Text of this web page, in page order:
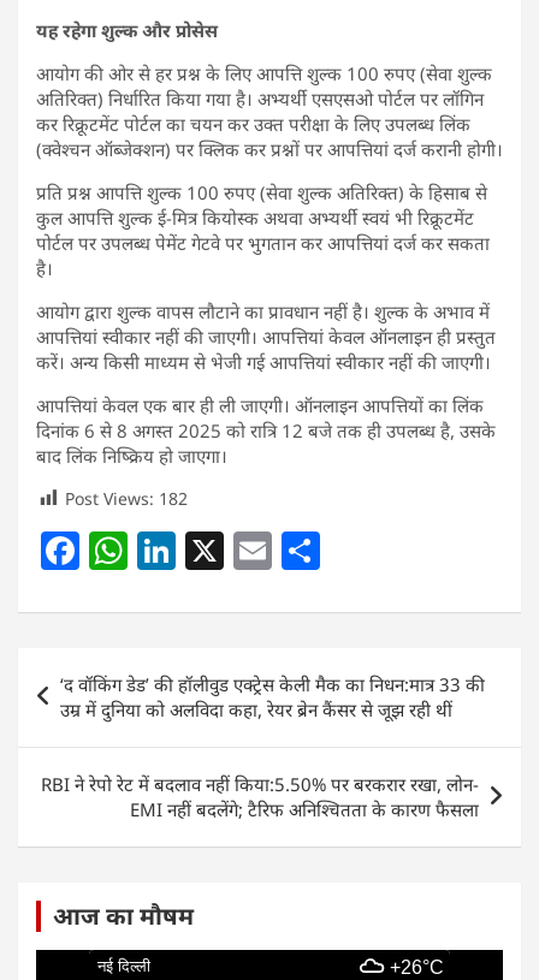
यह रहेगा शुल्क और प्रोसेस
आयोग की ओर से हर प्रश्न के लिए आपत्ति शुल्क 100 रुपए (सेवा शुल्क
अतिरिक्त) निर्धारित किया गया है। अभ्यर्थी एसएसओ पोर्टल पर लॉगिन
कर रिक्रूटमेंट पोर्टल का चयन कर उक्त परीक्षा के लिए उपलब्ध लिंक
(क्वेश्चन ऑब्जेक्शन) पर क्लिक कर प्रश्नों पर आपत्तियां दर्ज करानी होगी।
प्रति प्रश्न आपत्ति शुल्क 100 रुपए (सेवा शुल्क अतिरिक्त) के हिसाब से
कुल आपत्ति शुल्क ई-मित्र कियोस्क अथवा अभ्यर्थी स्वयं भी रिक्रूटमेंट
पोर्टल पर उपलब्ध पेमेंट गेटवे पर भुगतान कर आपत्तियां दर्ज कर सकता
है।
आयोग द्वारा शुल्क वापस लौटाने का प्रावधान नहीं है। शुल्क के अभाव में
आपत्तियां स्वीकार नहीं की जाएगी। आपत्तियां केवल ऑनलाइन ही प्रस्तुत
करें। अन्य किसी माध्यम से भेजी गई आपत्तियां स्वीकार नहीं की जाएगी।
आपत्तियां केवल एक बार ही ली जाएगी। ऑनलाइन आपत्तियों का लिंक
दिनांक 6 से 8 अगस्त 2025 को रात्रि 12 बजे तक ही उपलब्ध है, उसके
बाद लिंक निष्क्रिय हो जाएगा।
Post Views: 182
F
c
e
b
o
o
W
at
s
A
p
p
Li
k
e
dI
n
X E
ai
l
ar
e
navigation
‘द वॉकिंग डेड’ की हॉलीवुड एक्ट्रेस केली मैक का निधन:मात्र 33 की
उम्र में दुनिया को अलविदा कहा, रेयर ब्रेन कैंसर से जूझ रही थीं
RBI ने रेपो रेट में बदलाव नहीं किया:5.50% पर बरकरार रखा, लोन-
EMI नहीं बदलेंगे; टैरिफ अनिश्चितता के कारण फैसला
आज का मौषम
नई दिल्ली +26°C